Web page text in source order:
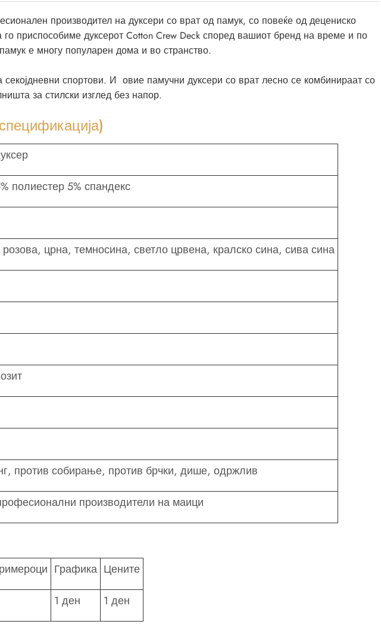
производител на дуксери со врат од памук, со повеќе од децениско
приспособиме дуксерот Cotton Crew Deck според вашиот бренд на време и по
е многу популарен дома и во странство.
спортови. И овие памучни дуксери со врат лесно се комбинираат со
за стилски изглед без напор.
полиестер 5% спандекс
црна, темносина, светло црвена, кралско сина, сива сина
против собирање, против брчки, дише, одржлив
производители на маици
Графика Цените
1 ден 1 ден